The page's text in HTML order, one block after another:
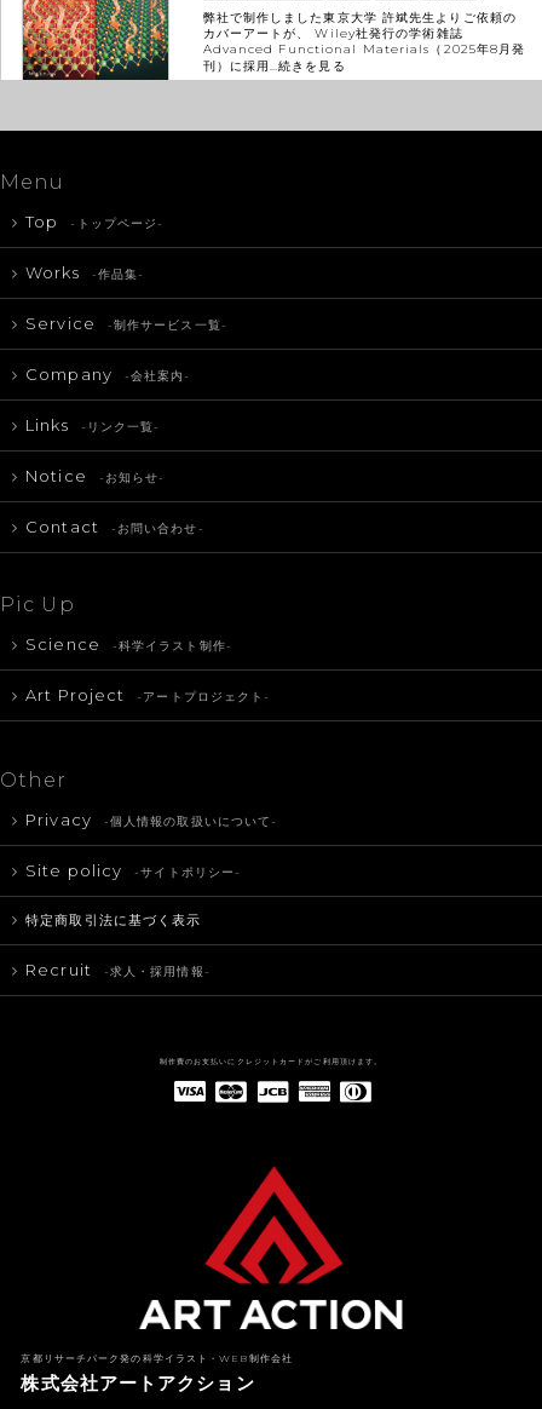
弊社で制作しました東京大学 許斌先生よりご依頼の
カバーアートが、 Wiley社発行の学術雑誌
Advanced Functional Materials（2025年8月発
刊）に採用…続きを見る
Menu
Top -トップページ-
Works -作品集-
Service -制作サービス一覧-
Company -会社案内-
Links -リンク一覧-
Notice -お知らせ-
Contact -お問い合わせ-
Pic Up
Science -科学イラスト制作-
Art Project -アートプロジェクト-
Other
Privacy -個人情報の取扱いについて-
Site policy -サイトポリシー-
特定商取引法に基づく表示
Recruit -求人・採用情報-
制作費のお支払いにクレジットカードがご利用頂けます。
京都リサーチパーク発の科学イラスト・WEB制作会社
株式会社アートアクション